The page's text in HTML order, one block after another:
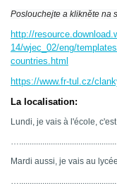
Poslouchejte a klikněte na
http://
14/wjec_02/eng/
countries.html
https://www.fr-tul.cz/
La localisation:
Lundi, je vais à l'école,
Mardi aussi, je vais au